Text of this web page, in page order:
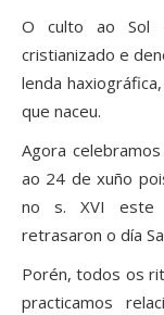
O culto ao Sol
cristianizado e
lenda
que naceu.
Agora
ao 24 de xuño
no s. XVI este
retrasaron o día
Porén, todos os
practicamos